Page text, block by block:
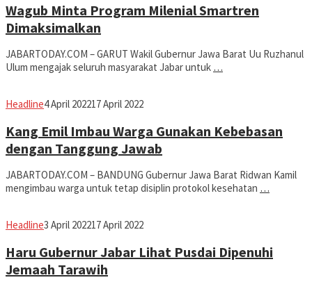
Wagub Minta Program Milenial Smartren
Dimaksimalkan
JABARTODAY.COM – GARUT Wakil Gubernur Jawa Barat Uu Ruzhanul
Ulum mengajak seluruh masyarakat Jabar untuk …
HeadlineAvila
4 April 202217 April 2022
Kang Emil Imbau Warga Gunakan Kebebasan
dengan Tanggung Jawab
JABARTODAY.COM – BANDUNG Gubernur Jawa Barat Ridwan Kamil
mengimbau warga untuk tetap disiplin protokol kesehatan …
HeadlineAvila
3 April 202217 April 2022
Haru Gubernur Jabar Lihat Pusdai Dipenuhi
Jemaah Tarawih